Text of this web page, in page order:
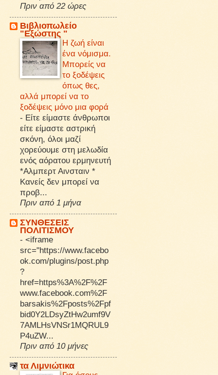
Πριν από 22 ώρες
Βιβλιοπωλείο
"Εξώστης "
Η ζωή είναι
ένα νόμισμα.
Μπορείς να
το ξοδέψεις
όπως θες,
αλλά μπορεί να το
ξοδέψεις μόνο μια φορά
- Είτε είμαστε άνθρωποι
είτε είμαστε αστρική
σκόνη, όλοι μαζί
χορεύουμε στη μελωδία
ενός αόρατου ερμηνευτή
*Αλμπερτ Αινσταιν *
Κανείς δεν μπορεί να
προβ...
Πριν από 1 μήνα
ΣΥΝΘΕΣΕΙΣ
ΠΟΛΙΤΙΣΜΟΥ
- <iframe
src="https://www.facebo
ok.com/plugins/post.php
?
href=https%3A%2F%2F
www.facebook.com%2F
barsakis%2Fposts%2Fpf
bid0Y2LDsyZtHw2umf9V
7AMLHsVNSr1MQRUL9
P4uZW...
Πριν από 10 μήνες
τα Λιμνιώτικα